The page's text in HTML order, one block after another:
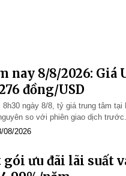
nay 8/8/2026: Giá
đồng/USD
ngày 8/8, tỷ giá trung tâm tại
so với phiên giao dịch trước.
08/2026
gói ưu đãi lãi suất